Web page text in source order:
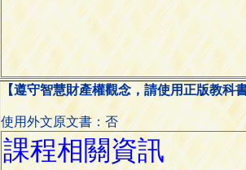
【遵守智慧財產權觀念，請使用正版教科
使用外文原文書：否